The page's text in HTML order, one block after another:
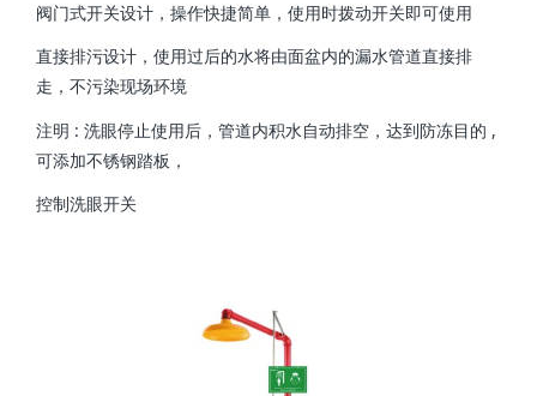
阀门式开关设计，操作快捷简单，使用时拨动开关即可使用
直接排污设计，使用过后的水将由面盆内的漏水管道直接排
走，不污染现场环境
注明 : 洗眼停止使用后，管道内积水自动排空，达到防冻目的 ,
可添加不锈钢踏板，
控制洗眼开关